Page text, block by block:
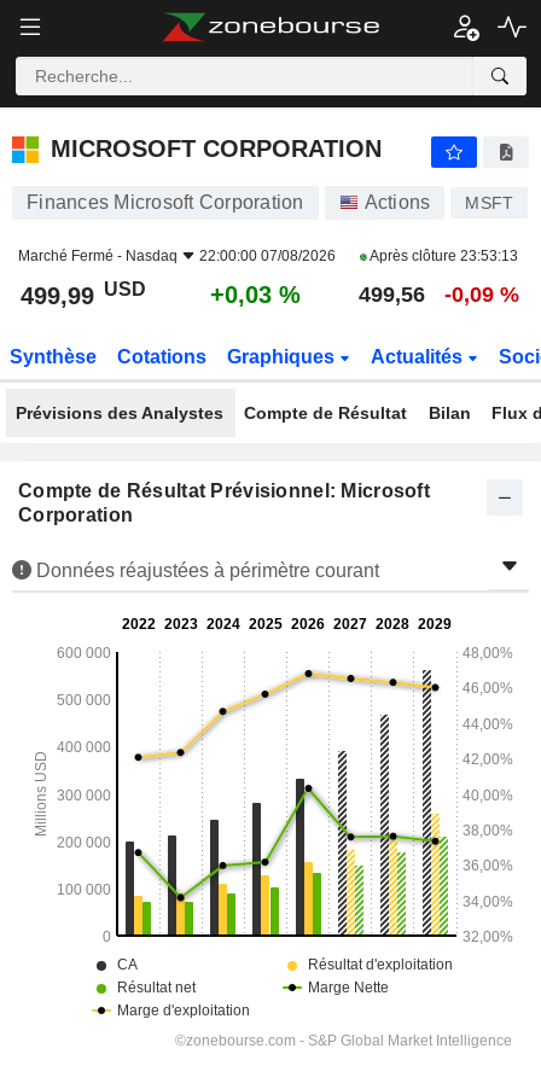
MICROSOFT CORPORATION
MICROSOFT CORPORATION
Finances Microsoft Corporation Actions MSFT
Marché Fermé - Nasdaq 22:00:00 07/08/2026 Après clôture 23:53:13
499,99 USD +0,03 % 499,56 -0,09 %
Synthèse Cotations Graphiques Actualités
Prévisions des Analystes Compte de Résultat Bilan Flux
Compte de Résultat Prévisionnel: Microsoft
Corporation
Données réajustées à périmètre courant